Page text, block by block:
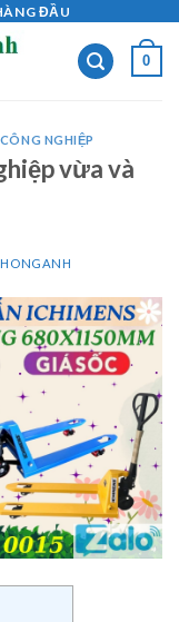
ĐẦU
0
NGHIỆP
vừa và
HONGANH